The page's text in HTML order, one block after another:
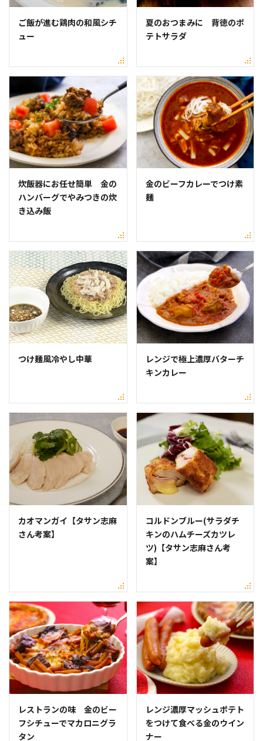
ご飯が進む鶏肉の和風シチ
ュー
夏のおつまみに 背徳のポ
テトサラダ
炊飯器にお任せ簡単 金の
ハンバーグでやみつきの炊
き込み飯
金のビーフカレーでつけ素
麺
つけ麺風冷やし中華
レンジで極上濃厚バターチ
キンカレー
カオマンガイ【タサン志麻
さん考案】
コルドンブルー(サラダチ
キンのハムチーズカツレ
ツ)【タサン志麻さん考
案】
レストランの味 金のビー
フシチューでマカロニグラ
タン
レンジ濃厚マッシュポテト
をつけて食べる金のウイン
ナー